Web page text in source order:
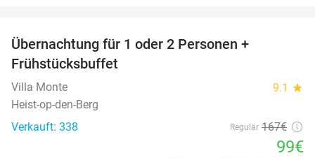
Übernachtung für 1 oder 2 Personen +
Frühstücksbuffet
Villa Monte 9.1 star
Heist-op-den-Berg
Verkauft: 338
Regulär 167€
99€